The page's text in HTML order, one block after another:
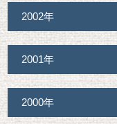
2002年
2001年
2000年